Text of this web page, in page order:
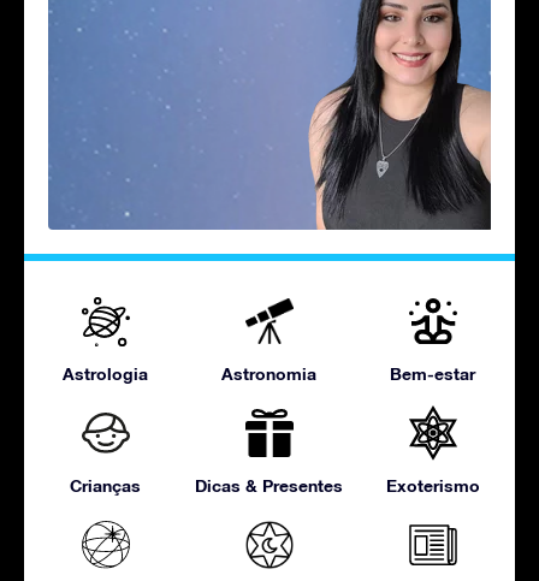
Astrologia Astronomia Bem-estar
Crianças Dicas & Presentes Exoterismo